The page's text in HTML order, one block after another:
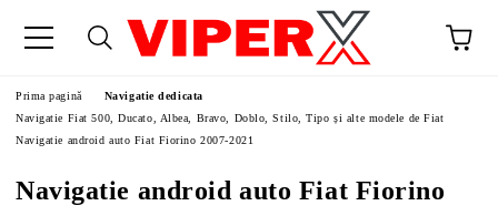
Prima pagină
Navigatie dedicata
Navigatie Fiat 500, Ducato, Albea, Bravo, Doblo, Stilo, Tipo și alte modele de Fiat
Navigatie android auto Fiat Fiorino 2007-2021
Navigatie android auto Fiat Fiorino